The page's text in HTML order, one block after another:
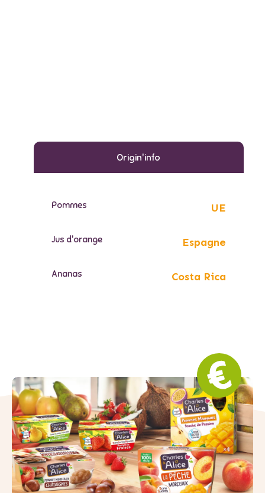
Origin'info
Pommes UE
Jus d'orange Espagne
Ananas Costa Rica